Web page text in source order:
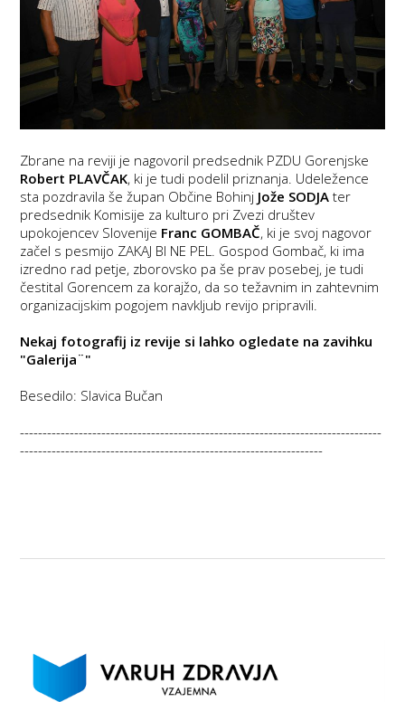
Zbrane na reviji je nagovoril predsednik PZDU Gorenjske
Robert PLAVČAK, ki je tudi podelil priznanja. Udeležence
sta pozdravila še župan Občine Bohinj Jože SODJA ter
predsednik Komisije za kulturo pri Zvezi društev
upokojencev Slovenije Franc GOMBAČ, ki je svoj nagovor
začel s pesmijo ZAKAJ BI NE PEL. Gospod Gombač, ki ima
izredno rad petje, zborovsko pa še prav posebej, je tudi
čestital Gorencem za korajžo, da so težavnim in zahtevnim
organizacijskim pogojem navkljub revijo pripravili.
Nekaj fotografij iz revije si lahko ogledate na zavihku
"Galerija¨"
Besedilo: Slavica Bučan
--------------------------------------------------------------------------------
-------------------------------------------------------------------